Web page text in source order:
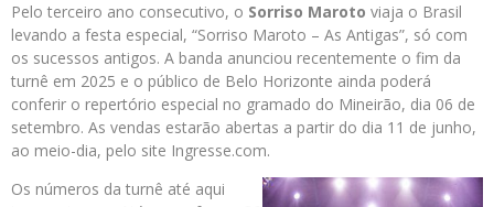
Pelo terceiro ano consecutivo, o Sorriso Maroto viaja o Brasil
levando a festa especial, “Sorriso Maroto – As Antigas”, só com
os sucessos antigos. A banda anunciou recentemente o fim da
turnê em 2025 e o público de Belo Horizonte ainda poderá
conferir o repertório especial no gramado do Mineirão, dia 06 de
setembro. As vendas estarão abertas a partir do dia 11 de junho,
ao meio-dia, pelo site Ingresse.com.
Os números da turnê até aqui